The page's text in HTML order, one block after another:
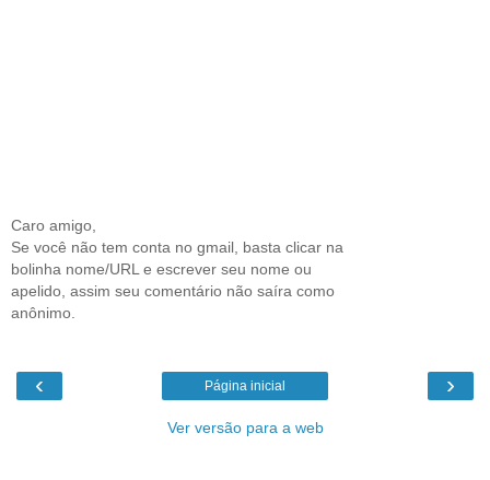
Caro amigo,
Se você não tem conta no gmail, basta clicar na
bolinha nome/URL e escrever seu nome ou
apelido, assim seu comentário não saíra como
anônimo.
‹ ›
Página inicial
Ver versão para a web